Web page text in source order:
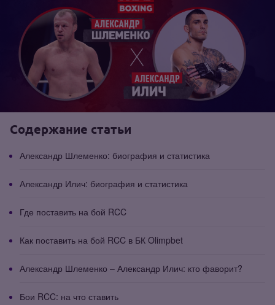
Содержание статьи
Александр Шлеменко: биография и статистика
Александр Илич: биография и статистика
Где поставить на бой RCC
Как поставить на бой RCC в БК Olimpbet
Александр Шлеменко – Александр Илич: кто фаворит?
Бои RCC: на что ставить